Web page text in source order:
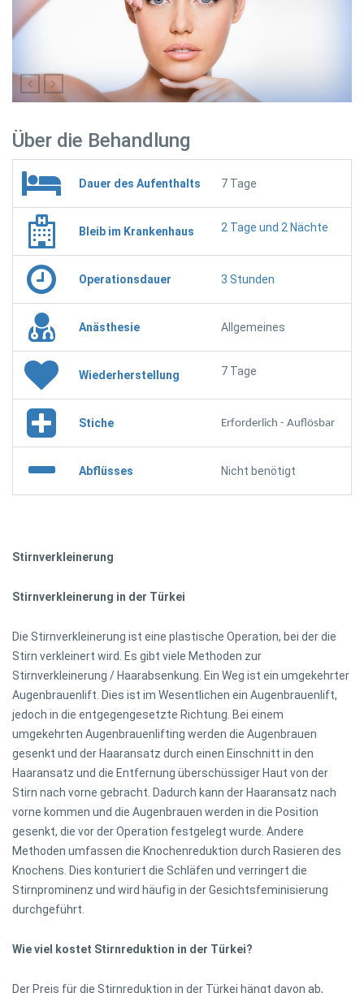
Über die Behandlung
Dauer des Aufenthalts 7 Tage
Bleib im Krankenhaus 2 Tage und 2 Nächte
Operationsdauer 3 Stunden
Anästhesie Allgemeines
Wiederherstellung 7 Tage
Stiche Erforderlich - Auflösbar
Abflüsses Nicht benötigt
Stirnverkleinerung
Stirnverkleinerung in der Türkei
Die Stirnverkleinerung ist eine plastische Operation, bei der die
Stirn verkleinert wird. Es gibt viele Methoden zur
Stirnverkleinerung / Haarabsenkung. Ein Weg ist ein umgekehrter
Augenbrauenlift. Dies ist im Wesentlichen ein Augenbrauenlift,
jedoch in die entgegengesetzte Richtung. Bei einem
umgekehrten Augenbrauenlifting werden die Augenbrauen
gesenkt und der Haaransatz durch einen Einschnitt in den
Haaransatz und die Entfernung überschüssiger Haut von der
Stirn nach vorne gebracht. Dadurch kann der Haaransatz nach
vorne kommen und die Augenbrauen werden in die Position
gesenkt, die vor der Operation festgelegt wurde. Andere
Methoden umfassen die Knochenreduktion durch Rasieren des
Knochens. Dies konturiert die Schläfen und verringert die
Stirnprominenz und wird häufig in der Gesichtsfeminisierung
durchgeführt.
Wie viel kostet Stirnreduktion in der Türkei?
Der Preis für die Stirnreduktion in der Türkei hängt davon ab,